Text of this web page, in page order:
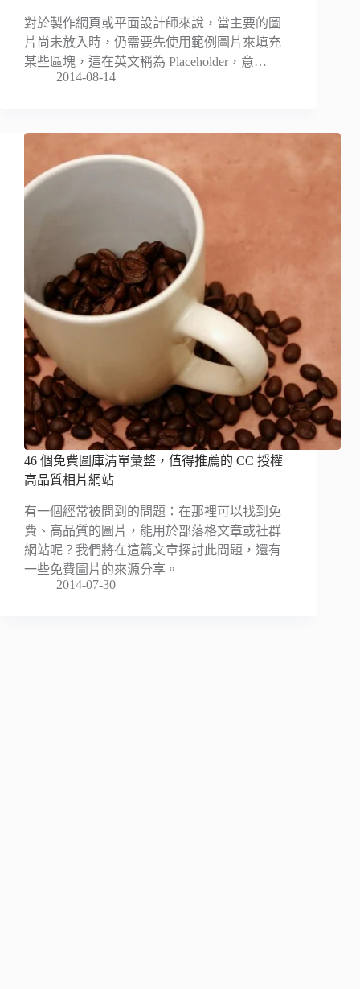
對於製作網頁或平面設計師來說，當主要的圖
片尚未放入時，仍需要先使用範例圖片來填充
某些區塊，這在英文稱為 Placeholder，意…
2014-08-14
46 個免費圖庫清單彙整，值得推薦的 CC 授權
高品質相片網站
有一個經常被問到的問題：在那裡可以找到免
費、高品質的圖片，能用於部落格文章或社群
網站呢？我們將在這篇文章探討此問題，還有
一些免費圖片的來源分享。
2014-07-30